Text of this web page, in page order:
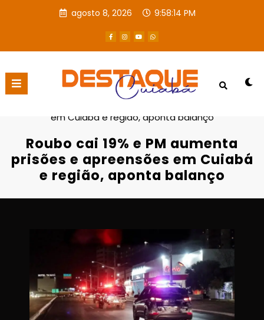
agosto 8, 2026 9:58:15 PM
Página inicial
Destaques
em Cuiabá e região, aponta balanço
Roubo cai 19% e PM aumenta
prisões e apreensões em Cuiabá
e região, aponta balanço